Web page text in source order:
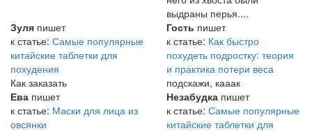
выдраны перья....
Зуля пишет
к статье: Самые популярные
китайские таблетки для
похудения
Как заказать
Гость пишет
к статье: Как быстро
похудеть подростку: теория
и практика потери веса
подскажи, кааак
Ева пишет
к статье: Маски для лица из
овсянки
Незабудка пишет
к статье: Самые популярные
китайские таблетки для